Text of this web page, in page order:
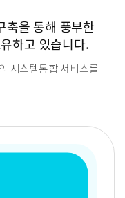
축을 통해 풍부한
하고 있습니다.
시스템통합 서비스를